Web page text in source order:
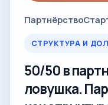
Партнёрство
СТРУКТУРА И
50/50 в
ловушка.